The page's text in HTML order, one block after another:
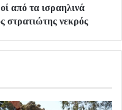
από τα ισραηλινά
στρατιώτης νεκρός